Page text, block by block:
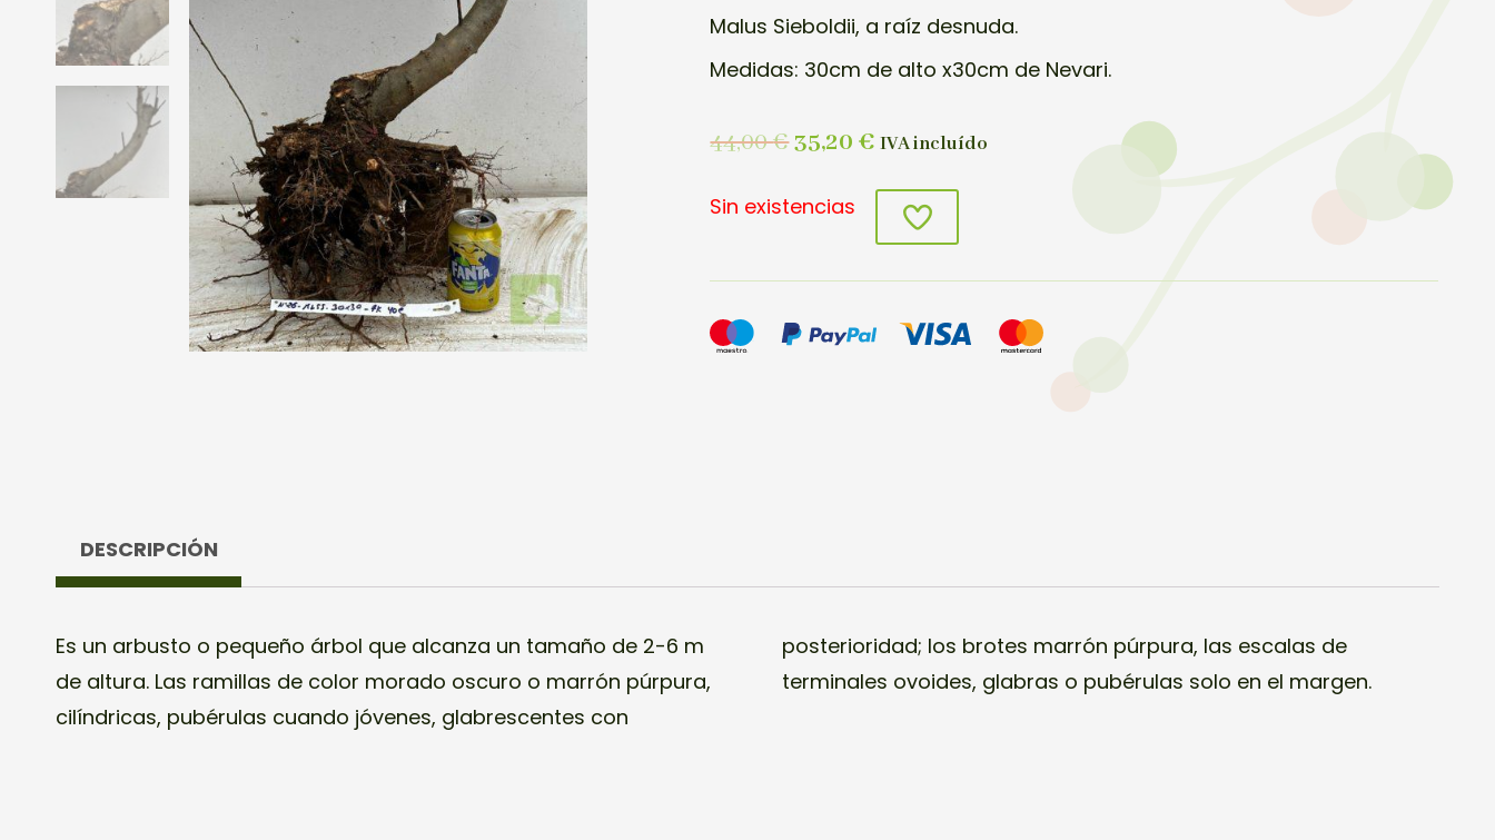
Malus Sieboldii, a raíz desnuda.
Medidas: 30cm de alto x30cm de Nevari.
44,00€35,20€ IVA incluído
Sin existencias
DESCRIPCIÓN
Es un arbusto o pequeño árbol que alcanza un tamaño de 2-6 m
de altura. Las ramillas de color morado oscuro o marrón púrpura,
cilíndricas, pubérulas cuando jóvenes, glabrescentes con
posterioridad; los brotes marrón púrpura, las escalas de
terminales ovoides, glabras o pubérulas solo en el margen.